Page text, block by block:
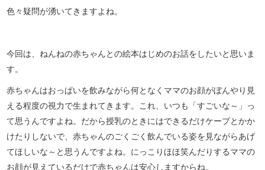
色々疑問が湧いてきますよね。
今回は、ねんねの赤ちゃんとの絵本はじめのお話をしたいと思いま
す。
赤ちゃんはおっぱいを飲みながら何となくママのお顔がぼんやり見
える程度の視力で生まれてきます。これ、いつも「すごいな～」っ
て思うんですよね。だから授乳のときにはできるだけケープとかか
けたりしないで、赤ちゃんのごくごく飲んでいる姿を見ながらあげ
てほしいな～と思うんですよね。にっこりほほ笑んだりするママの
お顔が見えているだけで赤ちゃんは安心しますからね。